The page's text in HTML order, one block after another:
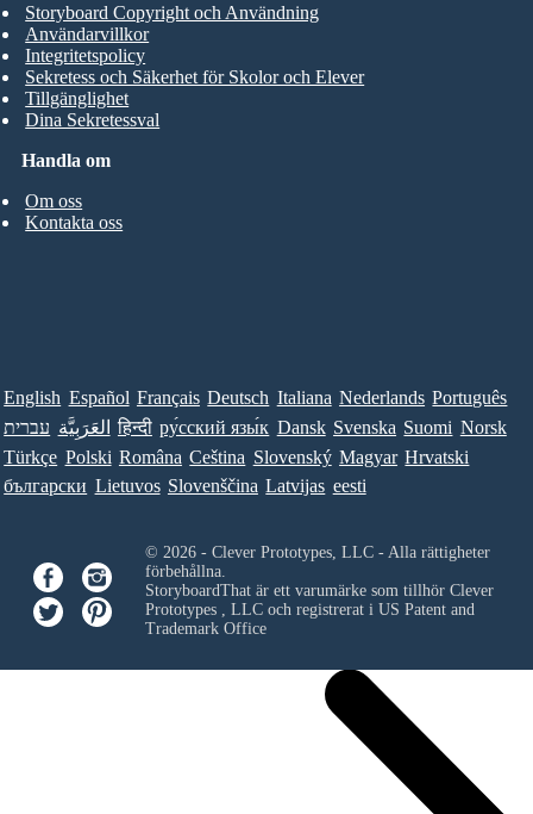
Handla om
Om oss
Kontakta oss
Storyboard Copyright och Användning
Användarvillkor
Integritetspolicy
Sekretess och Säkerhet för Skolor och Elever
Tillgänglighet
Dina Sekretessval
English Español Français Deutsch Italiana Nederlands Português
עברית العَرَبِيَّة हिन्दी ру́сский язы́к Dansk Svenska Suomi Norsk
Türkçe Polski Româna Ceština Slovenský Magyar Hrvatski
български Lietuvos Slovenščina Latvijas eesti
© 2026 - Clever Prototypes, LLC - Alla rättigheter
förbehållna.
StoryboardThat är ett varumärke som tillhör Clever
Prototypes , LLCoch registrerat i US Patent and
Trademark Office